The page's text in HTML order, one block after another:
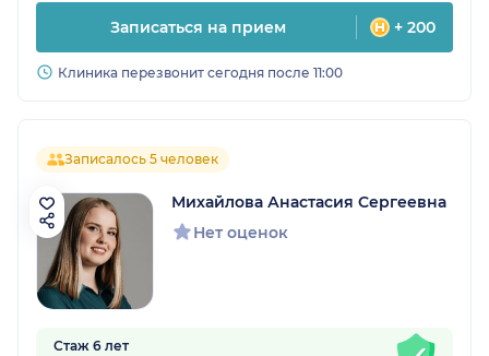
Записаться на прием + 200
Клиника перезвонит сегодня после 11:00
Записалось 5 человек
Михайлова Анастасия Сергеевна
Нет оценок
Стаж 6 лет